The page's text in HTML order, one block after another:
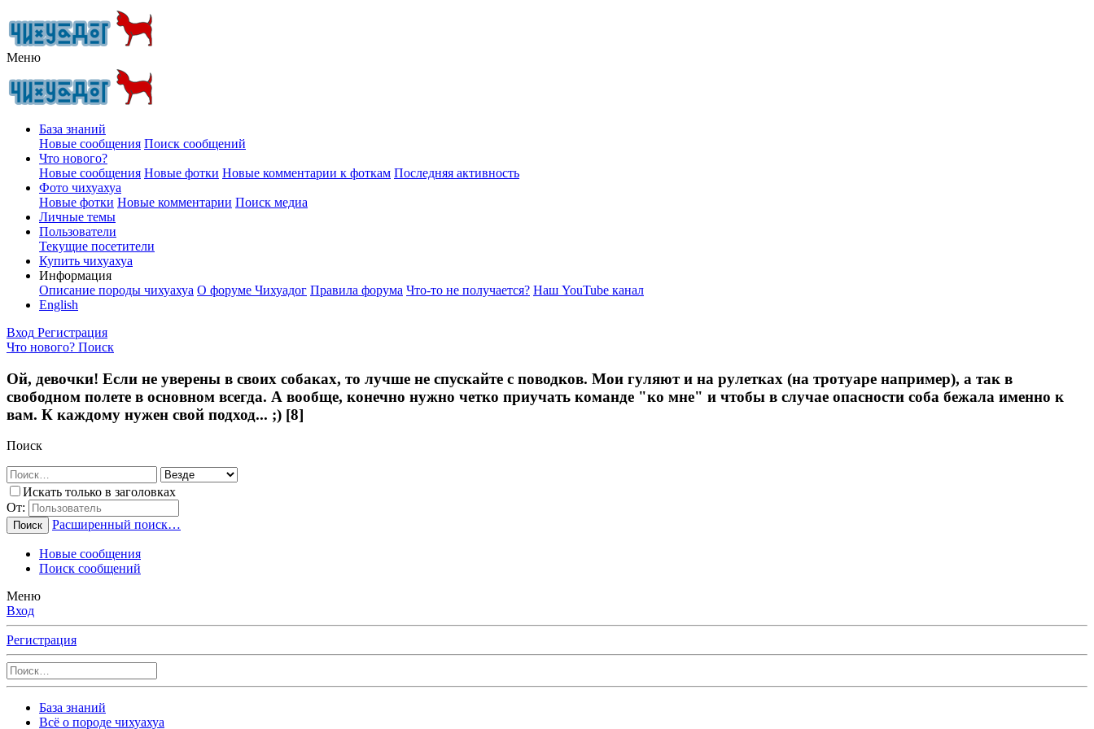
Меню
База знаний
Новые сообщения Поиск сообщений
Что нового?
Новые сообщения Новые фотки Новые комментарии к фоткам Последняя активность
Фото чихуахуа
Новые фотки Новые комментарии Поиск медиа
Личные темы
Пользователи
Текущие посетители
Купить чихуахуа
Информация
Описание породы чихуахуа О форуме Чихуадог Правила форума Что-то не получается? Наш YouTube канал
English
Вход Регистрация
Что нового? Поиск
Ой, девочки! Если не уверены в своих собаках, то лучше не спускайте с поводков. Мои гуляют и на рулетках (на тротуаре например), а так в
свободном полете в основном всегда. А вообще, конечно нужно четко приучать команде "ко мне" и чтобы в случае опасности соба бежала именно к
вам. К каждому нужен свой подход... ;) [8]
Поиск
Искать только в заголовках
От:
Поиск Расширенный поиск…
Новые сообщения
Поиск сообщений
Меню
Вход
Регистрация
База знаний
Всё о породе чихуахуа